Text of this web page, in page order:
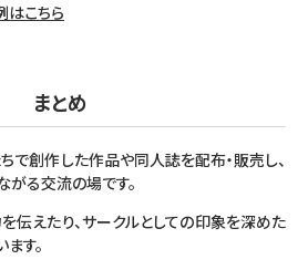
はこちら
まとめ
で創作した作品や同人誌を配布・販売し、
る交流の場です。
伝えたり、サークルとしての印象を深めた
す。